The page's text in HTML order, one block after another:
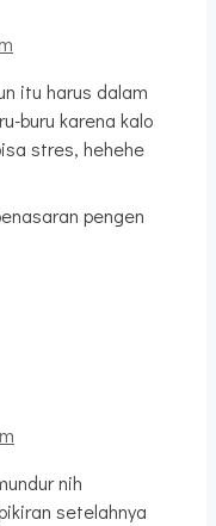
itu harus dalam
buru karena kalo
stres, hehehe
pengen
nih
setelahnya